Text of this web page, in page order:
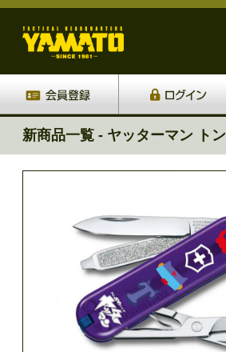
新商品一覧 - ヤッターマン ト